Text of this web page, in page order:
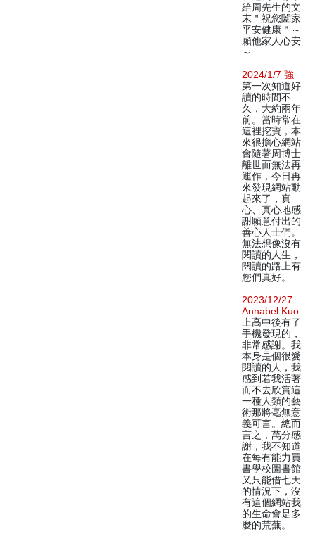
給周先生的文
末＂祝您闔家
平安健康＂～
願他家人心安
～
2024/1/7 強
第一次知道好
讀的時間不
久，大約兩年
前。當時常在
這裡挖寶，本
來很擔心網站
會隨著周博士
離世而無法再
運作，今日再
來發現網站動
起來了，真
心、真心地感
謝願意付出的
善心人士們。
無法想像沒有
閱讀的人生，
閱讀的路上有
您們真好。
2023/12/27
Annabel Kuo
上高中後有了
手機發現的，
非常感謝。我
本身是個很愛
閱讀的人，我
感到若我活著
而不去欣賞這
一種人類的藝
術那將毫無意
義可言。總而
言之，萬分感
謝，我不知道
在每有能力買
書學校圖書館
又只能借七天
的情況下，沒
有這個網站我
的生命會是多
麼的荒蕪。